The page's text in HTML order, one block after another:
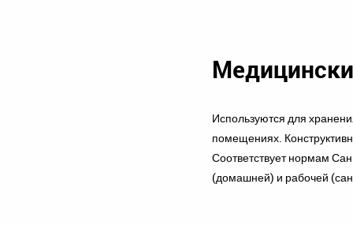
Используются для
помещениях.
Соответствует нормам
(домашней) и рабочей